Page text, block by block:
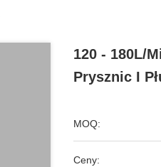
120 - 180L/
Prysznic I
MOQ:
Ceny: